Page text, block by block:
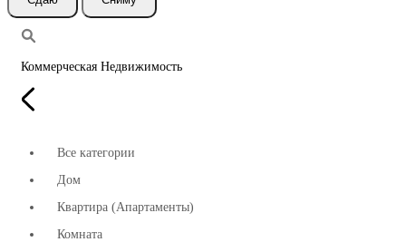
Коммерческая Недвижимость
Все категории
Дом
Квартира (Апартаменты)
Комната